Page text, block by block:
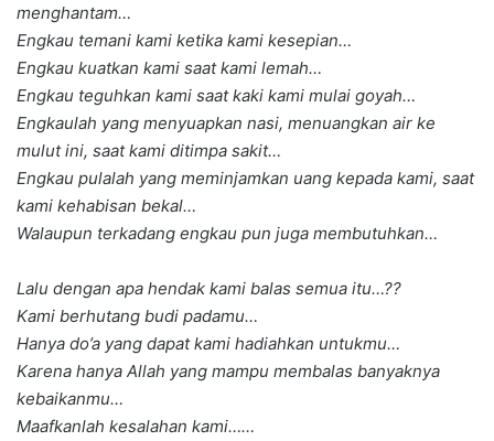
menghantam…
Engkau temani kami ketika kami kesepian…
Engkau kuatkan kami saat kami lemah…
Engkau teguhkan kami saat kaki kami mulai goyah…
Engkaulah yang menyuapkan nasi, menuangkan air ke
mulut ini, saat kami ditimpa sakit…
Engkau pulalah yang meminjamkan uang kepada kami, saat
kami kehabisan bekal…
Walaupun terkadang engkau pun juga membutuhkan…
Lalu dengan apa hendak kami balas semua itu…??
Kami berhutang budi padamu…
Hanya do’a yang dapat kami hadiahkan untukmu…
Karena hanya Allah yang mampu membalas banyaknya
kebaikanmu…
Maafkanlah kesalahan kami……